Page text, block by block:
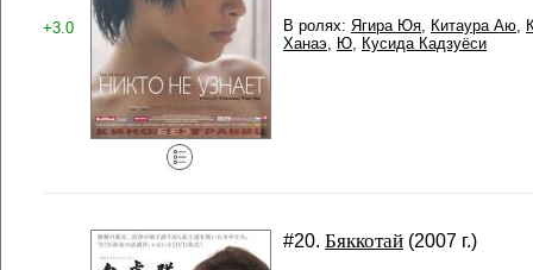
+3.0 В ролях: Ягира Юя, Китаура Аю,
Ханаэ, Ю, Кусида Кадзуёси
#20. Бяккотай (2007 г.)